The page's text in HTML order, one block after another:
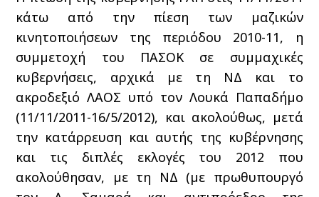
κάτω από την πίεση των μαζικών
κινητοποιήσεων της περιόδου 2010-11, η
συμμετοχή του ΠΑΣΟΚ σε συμμαχικές
κυβερνήσεις, αρχικά με τη ΝΔ και το
ακροδεξιό ΛΑΟΣ υπό τον Λουκά Παπαδήμο
(11/11/2011-16/5/2012), και ακολούθως, μετά
την κατάρρευση και αυτής της κυβέρνησης
και τις διπλές εκλογές του 2012 που
ακολούθησαν, με τη ΝΔ (με πρωθυπουργό